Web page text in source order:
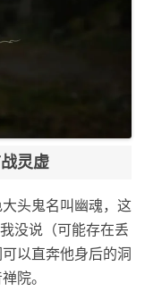
灵虚
头鬼名叫幽魂，这
没说（可能存在丢
以直奔他身后的洞
院。